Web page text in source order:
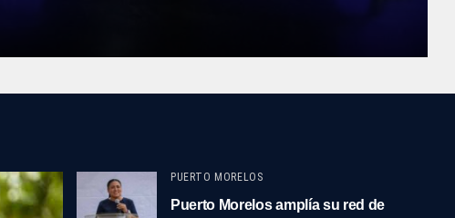
PUERTO MORELOS
Puerto Morelos amplía su red de